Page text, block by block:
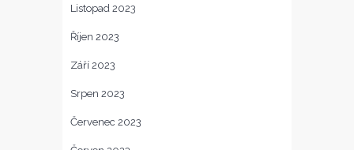
Listopad 2023
Říjen 2023
Září 2023
Srpen 2023
Červenec 2023